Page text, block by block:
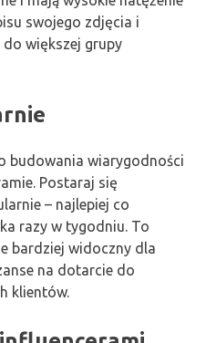
swojego zdjęcia i
większej grupy
budowania wiarygodności
Postaraj się
– najlepiej co
razy w tygodniu. To
bardziej widoczny dla
na dotarcie do
klientów.